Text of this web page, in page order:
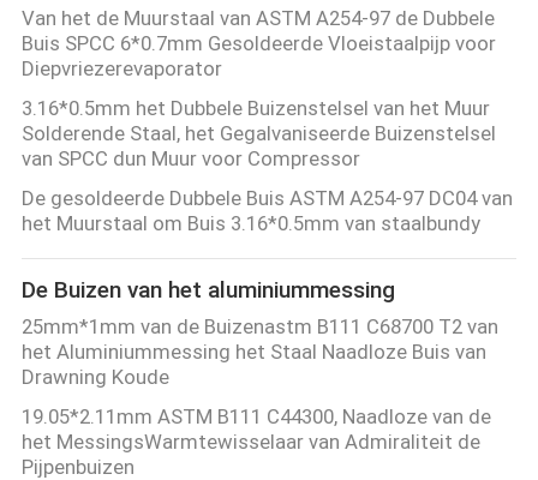
Van het de Muurstaal van ASTM A254-97 de Dubbele
Buis SPCC 6*0.7mm Gesoldeerde Vloeistaalpijp voor
Diepvriezerevaporator
3.16*0.5mm het Dubbele Buizenstelsel van het Muur
Solderende Staal, het Gegalvaniseerde Buizenstelsel
van SPCC dun Muur voor Compressor
De gesoldeerde Dubbele Buis ASTM A254-97 DC04 van
het Muurstaal om Buis 3.16*0.5mm van staalbundy
De Buizen van het aluminiummessing
25mm*1mm van de Buizenastm B111 C68700 T2 van
het Aluminiummessing het Staal Naadloze Buis van
Drawning Koude
19.05*2.11mm ASTM B111 C44300, Naadloze van de
het MessingsWarmtewisselaar van Admiraliteit de
Pijpenbuizen